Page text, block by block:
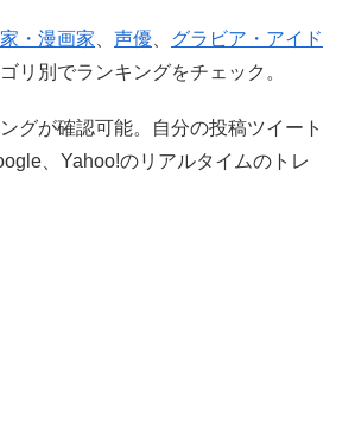
・漫画家 声優
グラビア・アイド
リ別でランキングをチェック。
グが確認可能。自分の投稿ツイート
、Yahoo!のリアルタイムのトレ